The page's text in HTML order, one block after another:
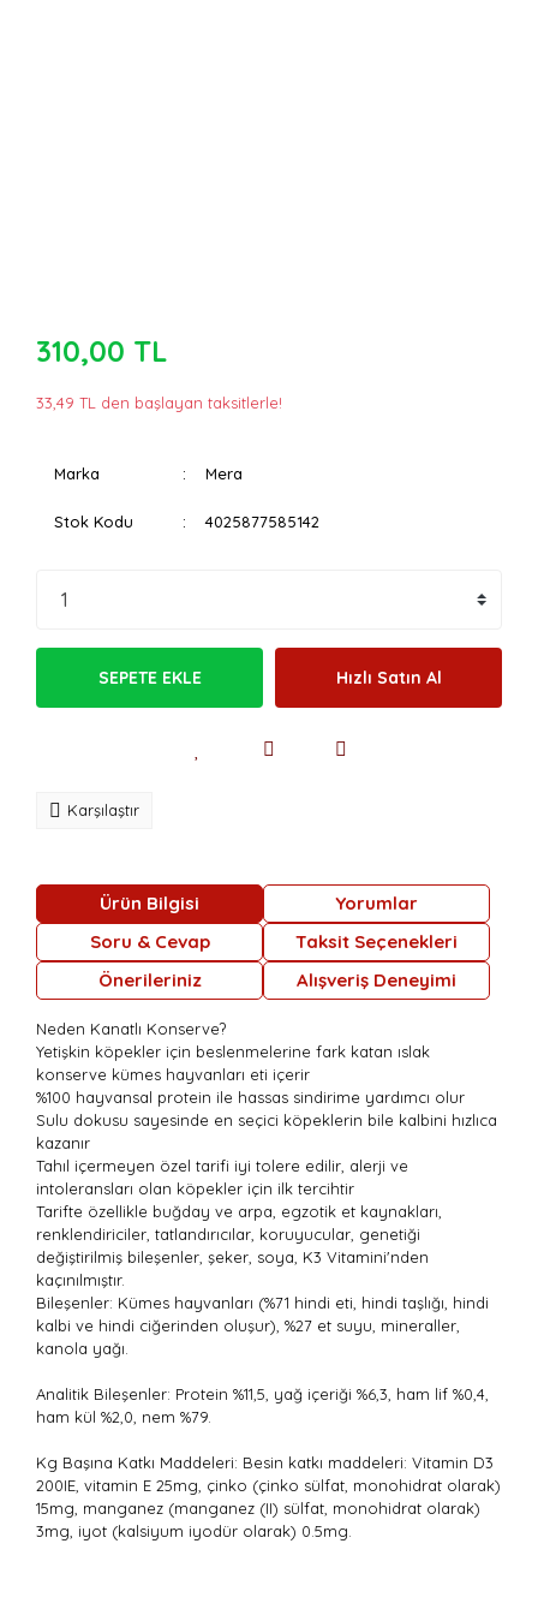
310,00 TL
33,49 TL den başlayan taksitlerle!
Marka Mera
Stok Kodu 4025877585142
SEPETE EKLE Hızlı Satın Al
Karşılaştır
Ürün Bilgisi
Yorumlar
Soru & Cevap
Taksit Seçenekleri
Önerileriniz
Alışveriş Deneyimi
Neden Kanatlı Konserve?
Yetişkin köpekler için beslenmelerine fark katan ıslak
konserve kümes hayvanları eti içerir
%100 hayvansal protein ile hassas sindirime yardımcı olur
Sulu dokusu sayesinde en seçici köpeklerin bile kalbini hızlıca
kazanır
Tahıl içermeyen özel tarifi iyi tolere edilir, alerji ve
intoleransları olan köpekler için ilk tercihtir
Tarifte özellikle buğday ve arpa, egzotik et kaynakları,
renklendiriciler, tatlandırıcılar, koruyucular, genetiği
değiştirilmiş bileşenler, şeker, soya, K3 Vitamini'nden
kaçınılmıştır.
Bileşenler: Kümes hayvanları (%71 hindi eti, hindi taşlığı, hindi
kalbi ve hindi ciğerinden oluşur), %27 et suyu, mineraller,
kanola yağı.
Analitik Bileşenler: Protein %11,5, yağ içeriği %6,3, ham lif %0,4,
ham kül %2,0, nem %79.
Kg Başına Katkı Maddeleri: Besin katkı maddeleri: Vitamin D3
200IE, vitamin E 25mg, çinko (çinko sülfat, monohidrat olarak)
15mg, manganez (manganez (II) sülfat, monohidrat olarak)
3mg, iyot (kalsiyum iyodür olarak) 0.5mg.